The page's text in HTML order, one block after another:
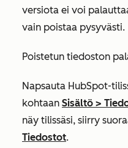
versiota ei voi
vain poistaa pysyvästi.
Poistetun tiedoston
Napsauta HubSpot-
kohtaan Sisältö >
näy tilissäsi, siirry
Tiedostot.